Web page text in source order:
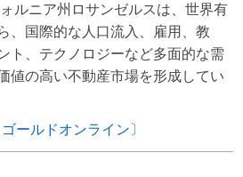
ルニア州ロサンゼルスは、世界有
、国際的な人口流入、雇用、教
ト、テクノロジーなど多面的な需
値の高い不動産市場を形成してい
ールドオンライン〕